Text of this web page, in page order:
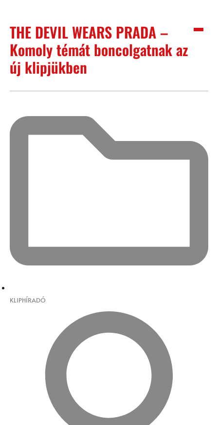
THE DEVIL WEARS PRADA –
Komoly témát boncolgatnak az
új klipjükben
KLIPHÍRADÓ